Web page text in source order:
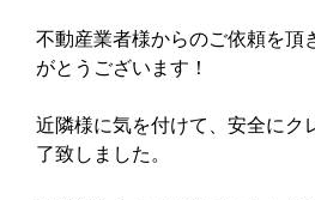
不動産業者様からのご依頼を頂
がとうございます！
近隣様に気を付けて、安全にク
了致しました。